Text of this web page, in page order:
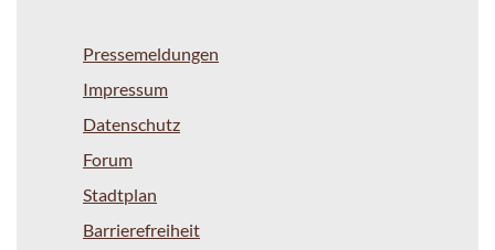
Pressemeldungen
Impressum
Datenschutz
Forum
Stadtplan
Barrierefreiheit